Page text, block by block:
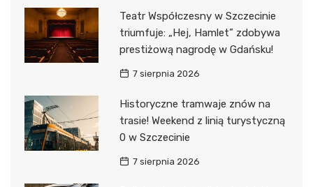
Teatr Współczesny w Szczecinie
triumfuje: „Hej, Hamlet” zdobywa
prestiżową nagrodę w Gdańsku!
7 sierpnia 2026
Historyczne tramwaje znów na
trasie! Weekend z linią turystyczną
0 w Szczecinie
7 sierpnia 2026